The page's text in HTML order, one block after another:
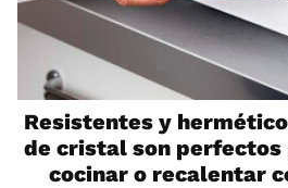
Resistentes y
de cristal son perfectos
cocinar o recalentar